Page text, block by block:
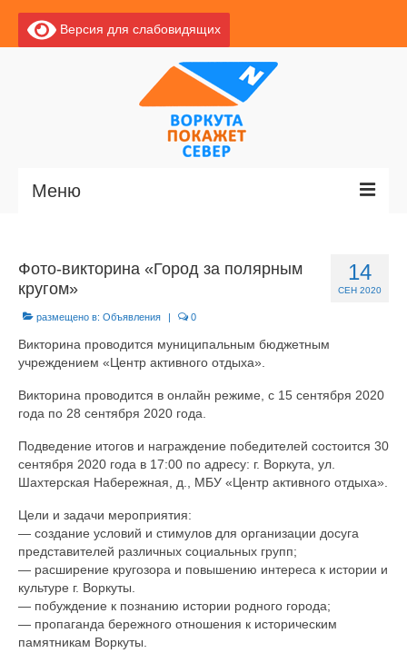
Версия для слабовидящих
Меню
Новости
О Воркуте
Базы отдыха
Противодействие коррупции
14
СЕН 2020
Фото-викторина «Город за полярным
кругом»
размещено в: Объявления | 0
Викторина проводится муниципальным бюджетным
учреждением «Центр активного отдыха».
Викторина проводится в онлайн режиме, с 15 сентября 2020
года по 28 сентября 2020 года.
Подведение итогов и награждение победителей состоится 30
сентября 2020 года в 17:00 по адресу: г. Воркута, ул.
Шахтерская Набережная, д., МБУ «Центр активного отдыха».
Цели и задачи мероприятия:
— создание условий и стимулов для организации досуга
представителей различных социальных групп;
— расширение кругозора и повышению интереса к истории и
культуре г. Воркуты.
— побуждение к познанию истории родного города;
— пропаганда бережного отношения к историческим
памятникам Воркуты.